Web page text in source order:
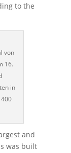
to the
von
16.
in
and
was built